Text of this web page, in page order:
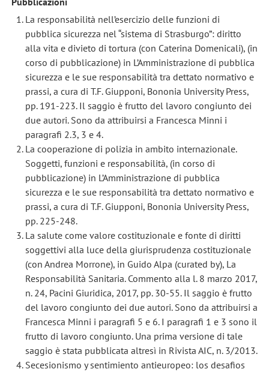
La responsabilità nell’esercizio delle funzioni di
pubblica sicurezza nel “sistema di Strasburgo”: diritto
alla vita e divieto di tortura (con Caterina Domenicali), (in
corso di pubblicazione) in L’Amministrazione di pubblica
sicurezza e le sue responsabilità tra dettato normativo e
prassi, a cura di T.F. Giupponi, Bononia University Press,
pp. 191-223. Il saggio è frutto del lavoro congiunto dei
due autori. Sono da attribuirsi a Francesca Minni i
paragrafi 2.3, 3 e 4.
La cooperazione di polizia in ambito internazionale.
Soggetti, funzioni e responsabilità, (in corso di
pubblicazione) in L’Amministrazione di pubblica
sicurezza e le sue responsabilità tra dettato normativo e
prassi, a cura di T.F. Giupponi, Bononia University Press,
pp. 225-248.
La salute come valore costituzionale e fonte di diritti
soggettivi alla luce della giurisprudenza costituzionale
(con Andrea Morrone), in Guido Alpa (curated by), La
Responsabilità Sanitaria. Commento alla l. 8 marzo 2017,
n. 24, Pacini Giuridica, 2017, pp. 30-55. Il saggio è frutto
del lavoro congiunto dei due autori. Sono da attribuirsi a
Francesca Minni i paragrafi 5 e 6. I paragrafi 1 e 3 sono il
frutto di lavoro congiunto. Una prima versione di tale
saggio è stata pubblicata altresì in Rivista AIC, n. 3/2013.
Secesionismo y sentimiento antieuropeo: los desafios